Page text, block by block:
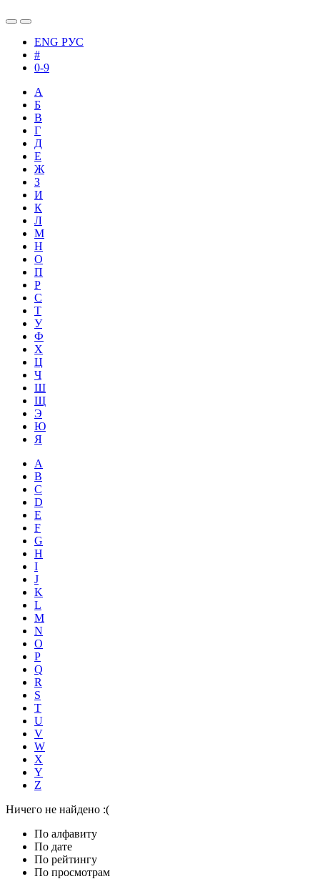
ENG РУС
#
0-9
А
Б
В
Г
Д
Е
Ж
З
И
К
Л
М
Н
О
П
Р
С
Т
У
Ф
Х
Ц
Ч
Ш
Щ
Э
Ю
Я
A
B
C
D
E
F
G
H
I
J
K
L
M
N
O
P
Q
R
S
T
U
V
W
X
Y
Z
Ничего не найдено :(
По алфавиту
По дате
По рейтингу
По просмотрам